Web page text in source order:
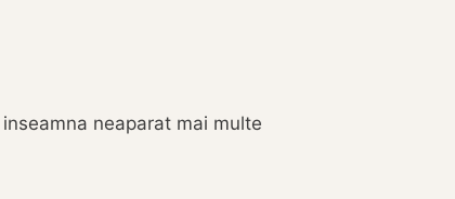
neaparat mai multe